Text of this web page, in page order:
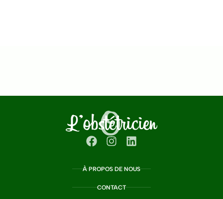
À PROPOS DE NOUS
CONTACT